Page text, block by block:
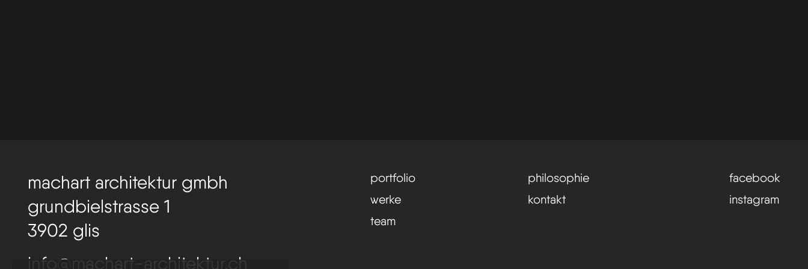
machart architektur gmbh
grundbielstrasse 1
3902 glis
info@machart-architektur.ch
portfolio
werke
team
philosophie
kontakt
facebook
instagram